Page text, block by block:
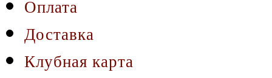
Оплата
Доставка
Клубная карта